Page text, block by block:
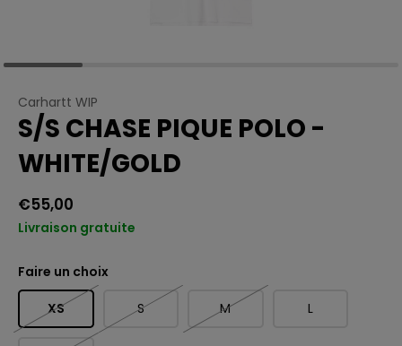
Carhartt WIP
S/S CHASE PIQUE POLO -
WHITE/GOLD
€55,00
Livraison gratuite
Faire un choix
XS S M L